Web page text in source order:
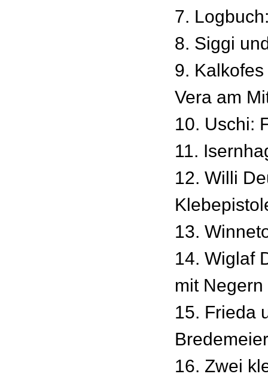
7.
8. Siggi
9.
Vera am
10. Uschi:
11.
12. Willi
13.
14. Wiglaf
mit Negern
15. Frieda
16. Zwei